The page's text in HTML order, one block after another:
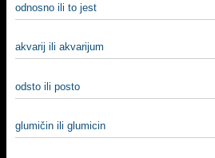
odnosno ili to jest
akvarij ili akvarijum
odsto ili posto
glumičin ili glumicin